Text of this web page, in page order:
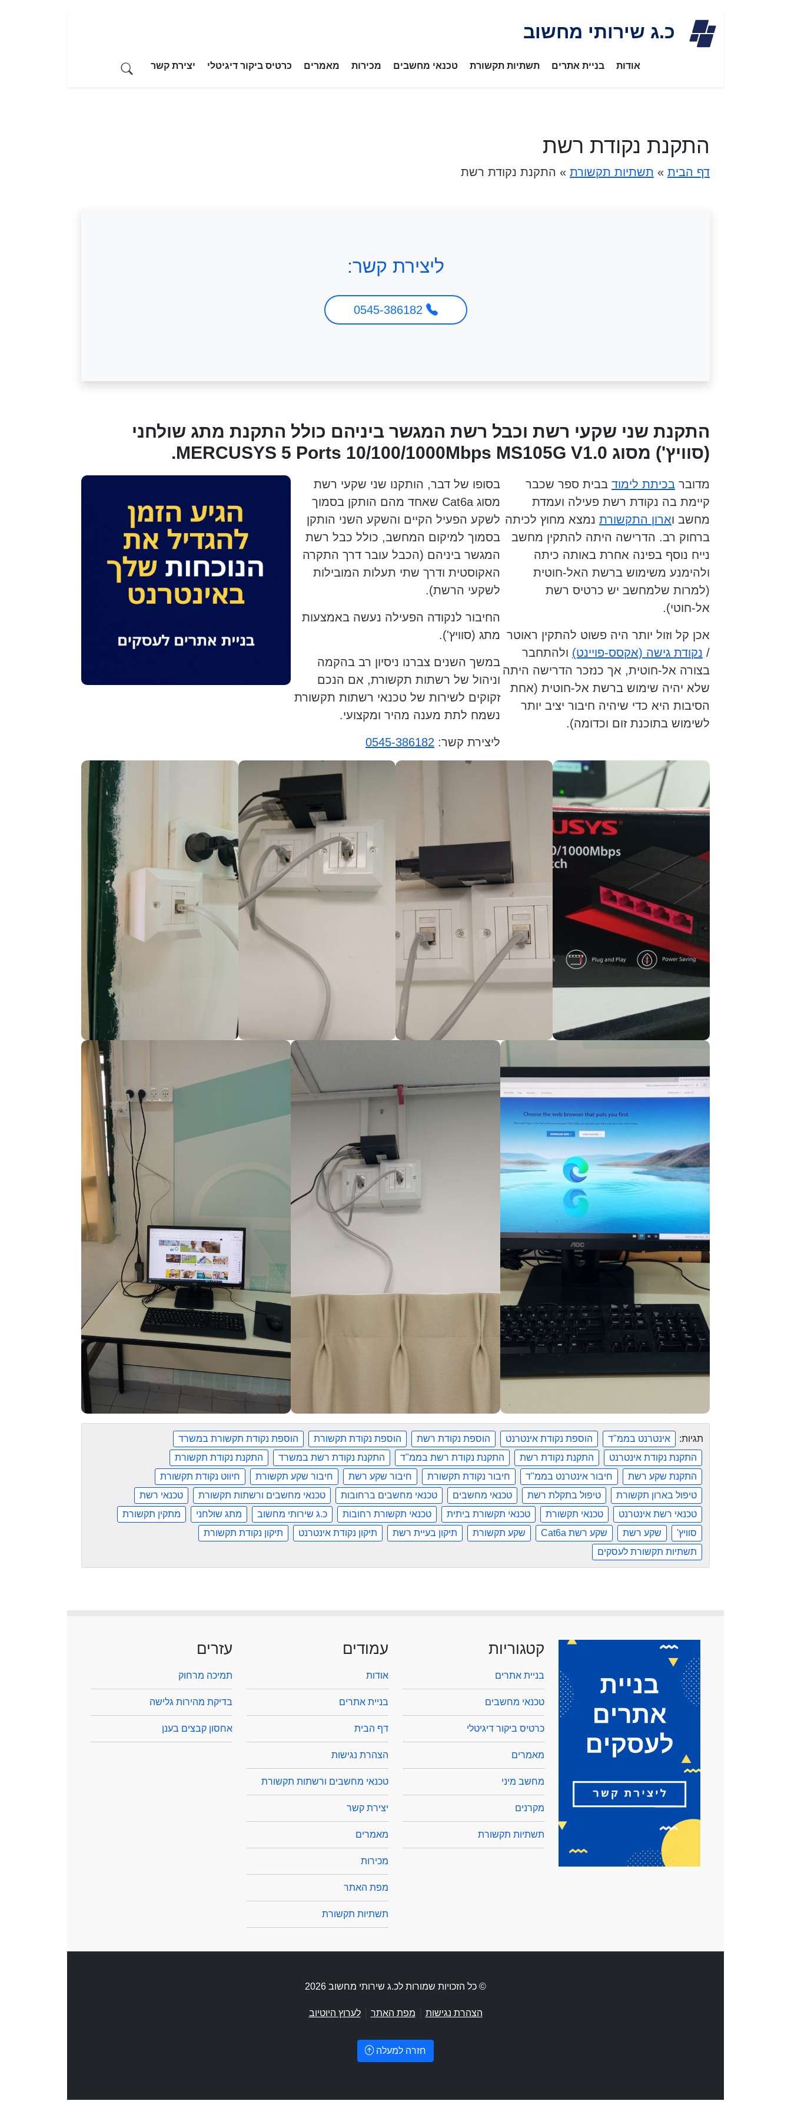
content
כ.ג שירותי מחשוב
אודות בניית אתרים תשתיות תקשורת טכנאי מחשבים מכירות מאמרים כרטיס ביקור דיגיטלי יצירת קשר
התקנת נקודת רשת
דף הבית » תשתיות תקשורת » התקנת נקודת רשת
ליצירת קשר:
התקנת שני שקעי רשת וכבל רשת המגשר ביניהם כולל התקנת מתג שולחני
(סוויץ') מסוג MERCUSYS 5 Ports 10/100/1000Mbps MS105G V1.0.
מדובר בכיתת לימוד בבית ספר שכבר
קיימת בה נקודת רשת פעילה ועמדת
מחשב וארון התקשורת נמצא מחוץ לכיתה
ברחוק רב. הדרישה היתה להתקין מחשב
נייח נוסף בפינה אחרת באותה כיתה
ולהימנע משימוש ברשת האל-חוטית
(למרות שלמחשב יש כרטיס רשת
אל-חוטי).
אכן קל וזול יותר היה פשוט להתקין ראוטר
/ נקודת גישה (אקסס-פויינט) ולהתחבר
בצורה אל-חוטית, אך כנזכר הדרישה היתה
שלא יהיה שימוש ברשת אל-חוטית (אחת
הסיבות היא כדי שיהיה חיבור יציב יותר
לשימוש בתוכנת זום וכדומה).
בסופו של דבר, הותקנו שני שקעי רשת
מסוג Cat6a שאחד מהם הותקן בסמוך
לשקע הפעיל הקיים והשקע השני הותקן
בסמוך למיקום המחשב, כולל כבל רשת
המגשר ביניהם (הכבל עובר דרך התקרה
האקוסטית ודרך שתי תעלות המובילות
לשקעי הרשת).
החיבור לנקודה הפעילה נעשה באמצעות
מתג (סוויץ').
במשך השנים צברנו ניסיון רב בהקמה
וניהול של רשתות תקשורת, אם הנכם
זקוקים לשירות של טכנאי רשתות תקשורת
נשמח לתת מענה מהיר ומקצועי.
ליצירת קשר: 0545-386182
תגיות: אינטרנט בממ"ד הוספת נקודת אינטרנט הוספת נקודת רשת הוספת נקודת תקשורת
הוספת נקודת תקשורת במשרד
התקנת נקודת אינטרנט
התקנת נקודת רשת התקנת נקודת רשת בממ"ד התקנת נקודת רשת במשרד
התקנת נקודת תקשורת
התקנת שקע רשת
חיבור אינטרנט בממ"ד חיבור נקודת תקשורת חיבור שקע רשת חיבור שקע תקשורת
חיווט נקודת תקשורת
טיפול בארון תקשורת
טיפול בתקלת רשת טכנאי מחשבים טכנאי מחשבים ברחובות טכנאי מחשבים ורשתות תקשורת
טכנאי רשת
טכנאי רשת אינטרנט
טכנאי תקשורת טכנאי תקשורת ביתית טכנאי תקשורת רחובות כ.ג שירותי מחשוב מתג שולחני
מתקין תקשורת
סוויץ'
שקע רשת שקע רשת Cat6a שקע תקשורת תיקון בעיית רשת תיקון נקודת אינטרנט
תיקון נקודת תקשורת
תשתיות תקשורת לעסקים
קטגוריות
בניית אתרים
טכנאי מחשבים
כרטיס ביקור דיגיטלי
מאמרים
מחשב מיני
מקרנים
תשתיות תקשורת
עמודים
אודות
בניית אתרים
דף הבית
הצהרת נגישות
טכנאי מחשבים ורשתות תקשורת
יצירת קשר
מאמרים
מכירות
מפת האתר
תשתיות תקשורת
עזרים
תמיכה מרחוק
בדיקת מהירות גלישה
אחסון קבצים בענן
© כל הזכויות שמורות לכ.ג שירותי מחשוב 2026
הצהרת נגישות מפת האתר |לערוץ היוטיוב
חזרה למעלה